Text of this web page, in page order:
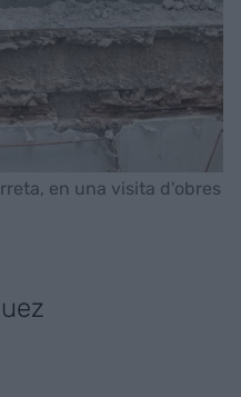
en una visita d'obres